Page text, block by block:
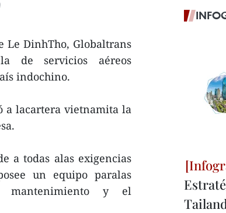
Le DinhTho, Globaltrans
de servicios aéreos
indochino.
a lacartera vietnamita la
a todas alas exigencias
un equipo paralas
mantenimiento y el